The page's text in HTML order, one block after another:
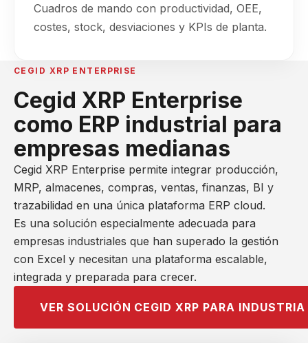
Cuadros de mando con productividad, OEE,
costes, stock, desviaciones y KPIs de planta.
CEGID XRP ENTERPRISE
Cegid XRP Enterprise
como ERP industrial para
empresas medianas
Cegid XRP Enterprise permite integrar producción,
MRP, almacenes, compras, ventas, finanzas, BI y
trazabilidad en una única plataforma ERP cloud.
Es una solución especialmente adecuada para
empresas industriales que han superado la gestión
con Excel y necesitan una plataforma escalable,
integrada y preparada para crecer.
VER SOLUCIÓN CEGID XRP PARA INDUSTRIA